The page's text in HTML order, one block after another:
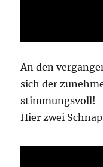
An den
sich der
stimmungsvoll!
Hier zwei